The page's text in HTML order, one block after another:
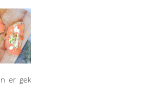
er gek